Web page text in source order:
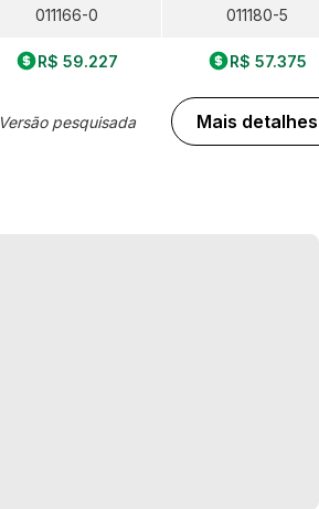
011166-0
R$ 59.227
Versão pesquisada
011180-5
R$ 57.375
Mais detalhes